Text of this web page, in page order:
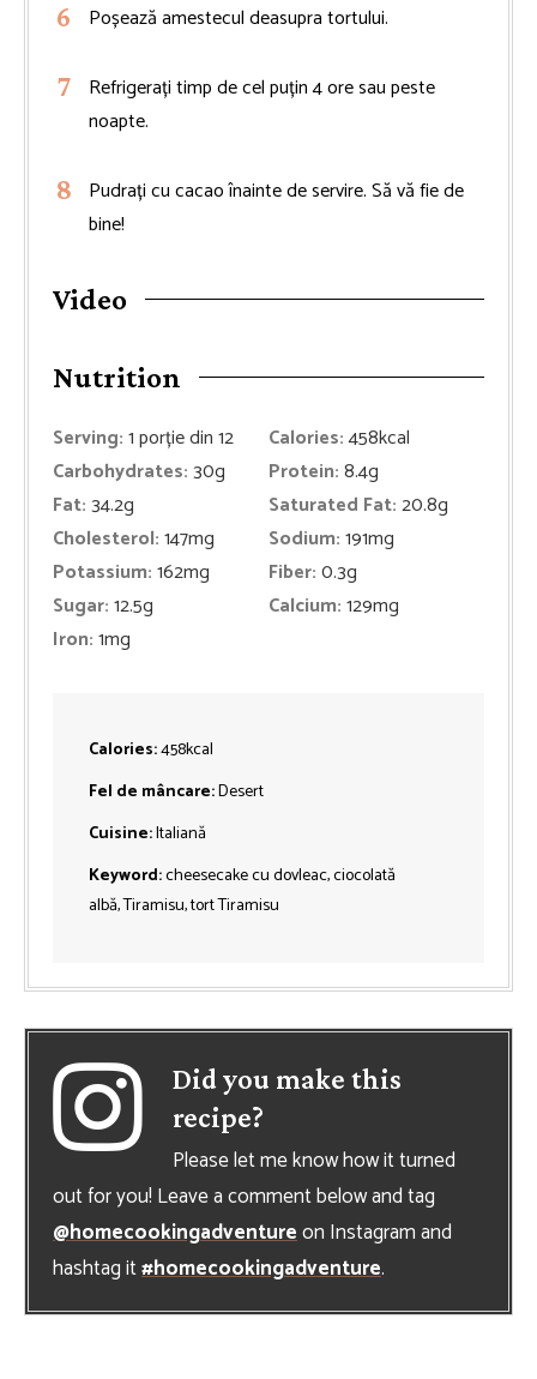
Poșează amestecul deasupra tortului.
Refrigerați timp de cel puțin 4 ore sau peste
noapte.
Pudrați cu cacao înainte de servire. Să vă fie de
bine!
Video
Nutrition
Serving:1porție din 12 Calories:458kcal
Carbohydrates:30g Protein:8.4g
Fat:34.2g Saturated Fat:20.8g
Cholesterol:147mg Sodium:191mg
Potassium:162mg Fiber:0.3g
Sugar:12.5g Calcium:129mg
Iron:1mg
Calories:458kcal
Fel de mâncare:Desert
Cuisine:Italiană
Keyword:cheesecake cu dovleac, ciocolată
albă, Tiramisu, tort Tiramisu
Did you make this
recipe?
Please let me know how it turned
out for you! Leave a comment below and tag
@homecookingadventureon Instagram and
hashtag it#homecookingadventure.